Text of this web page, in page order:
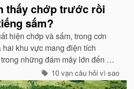
thấy chớp trước rồi
sấm?
hiện chớp và sấm, trong cơn
khu vực mang điện tích
những đám mây lớn đến một
điện tích trong quá trình phát
10 vạn câu hỏi vì sao